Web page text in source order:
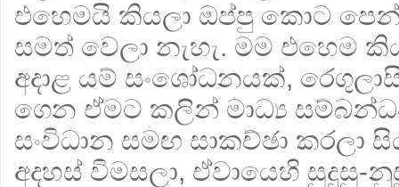
එහෙමයි කියලා ඔප්පු කොට
සමත් වෙලා නැහැ. මම එහෙම
අදාළ යම් සංශෝධනයක්,
ගෙන ඒමට කලින් මාධ්‍ය
සංවිධාන සමඟ සාකච්ඡා කරලා
අදහස් විමසලා, ඒවායෙහි සුදුසු-